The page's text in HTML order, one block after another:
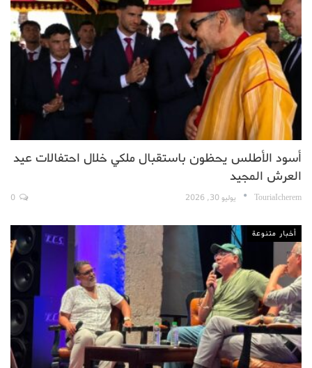
أسود الأطلس يحظون باستقبال ملكي خلال احتفالات عيد
العرش المجيد
TouriaIcherem يوليو 30, 2026
أخبار متنوعة